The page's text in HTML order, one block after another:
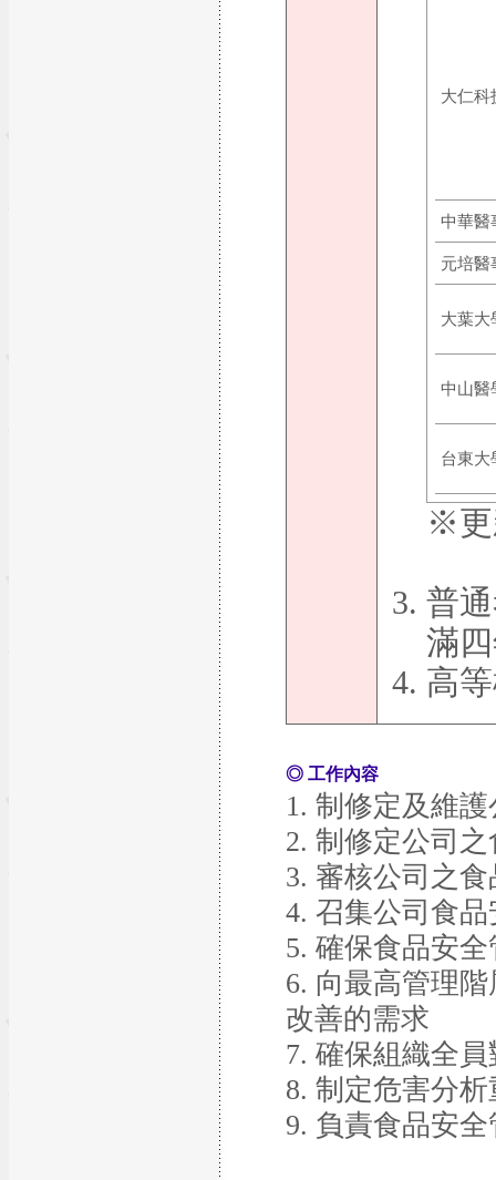
大仁科
中華醫
元培醫
大葉大
中山醫
台東大
※更
普
滿
高
◎ 工作內容
1. 制修定及維
2. 制修定公司
3. 審核公司之
4. 召集公司食
5. 確保食品安
6. 向最高管理
改善的需求
7. 確保組織全
8. 制定危害分
9. 負責食品安